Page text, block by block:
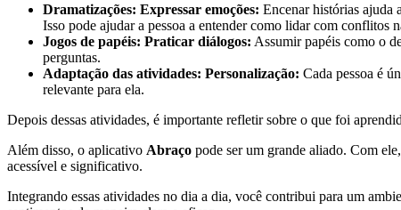
Dramatizações: Expressar emoções: Encenar histórias ajuda
Isso pode ajudar a pessoa a entender como lidar com conflitos
Jogos de papéis: Praticar diálogos: Assumir papéis como o
perguntas.
Adaptação das atividades: Personalização: Cada pessoa é
relevante para ela.
Depois dessas atividades, é importante refletir sobre o que foi
Além disso, o aplicativo Abraço pode ser um grande aliado. Com
acessível e significativo.
Integrando essas atividades no dia a dia, você contribui para um